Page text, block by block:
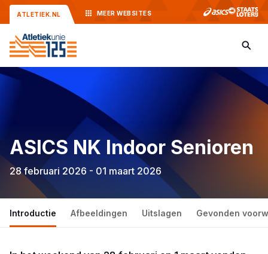
ATLETIEK.NL MEER WEBSITES
ASICS NK Indoor Senioren
28 februari 2026 - 01 maart 2026
Introductie Afbeeldingen Uitslagen Gevonden